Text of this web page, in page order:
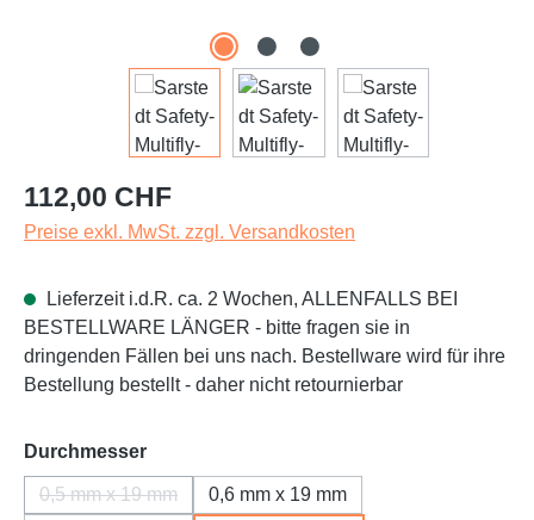
Regulärer Preis:
112,00 CHF
Preise exkl. MwSt. zzgl. Versandkosten
Lieferzeit i.d.R. ca. 2 Wochen, ALLENFALLS BEI
BESTELLWARE LÄNGER - bitte fragen sie in
dringenden Fällen bei uns nach. Bestellware wird für ihre
Bestellung bestellt - daher nicht retournierbar
Durchmesserauswählen
0,5 mm x 19 mm
(Diese Option ist zurzeit nicht verfügbar.)
0,6 mm x 19 mm